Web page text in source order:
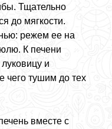
Тщательно
до мягкости.
режем ее на
К печени
и
чего тушим до тех
вместе с